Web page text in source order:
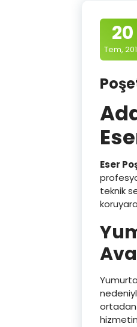
20
Tem,
Eser
teknik
ortadan